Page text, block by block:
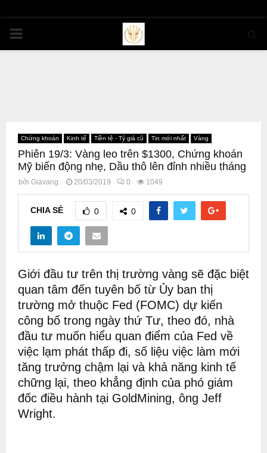
PRIMARY
Chứng khoán Kinh tế Tiền tệ - Tỷ giá cũ Tin mới nhất Vàng
Phiên 19/3: Vàng leo trên $1300, Chứng khoán
Mỹ biến động nhẹ, Dầu thô lên đỉnh nhiều tháng
bởi Giavang. 20/03/2019 0 1049
CHIA SẺ 0 0
Giới đầu tư trên thị trường vàng sẽ đặc biệt
quan tâm đến tuyên bố từ Ủy ban thị
trường mở thuộc Fed (FOMC) dự kiến
công bố trong ngày thứ Tư, theo đó, nhà
đầu tư muốn hiểu quan điểm của Fed về
việc lạm phát thấp đi, số liệu việc làm mới
tăng trưởng chậm lại và khả năng kinh tế
chững lại, theo khẳng định của phó giám
đốc điều hành tại GoldMining, ông Jeff
Wright.